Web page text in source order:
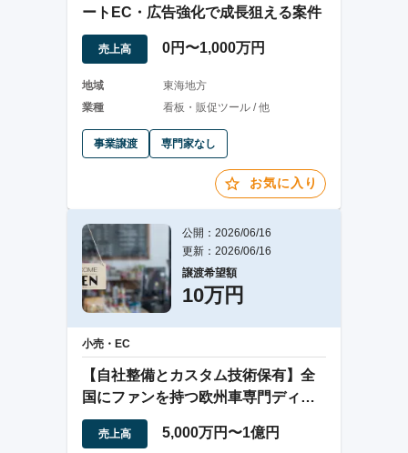
ートEC・広告強化で成長狙える案件
売上高 0円〜1,000万円
地域
東海地方
業種
看板・販促ツール / 他
事業譲渡 専門家なし
お気に入り
公開：2026/06/16
更新：2026/06/16
譲渡希望額
10万円
小売・EC
【自社整備とカスタム技術保有】全
国にファンを持つ欧州車専門ディー
ラー
売上高 5,000万円〜1億円